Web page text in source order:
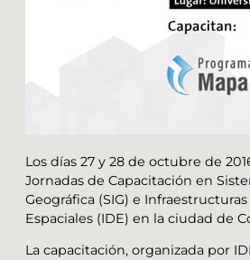
Los días 27 y 28 de octubre de
Jornadas de Capacitación en
Geográfica (SIG) e
Espaciales (IDE) en la ciudad de
La capacitación, organizada por